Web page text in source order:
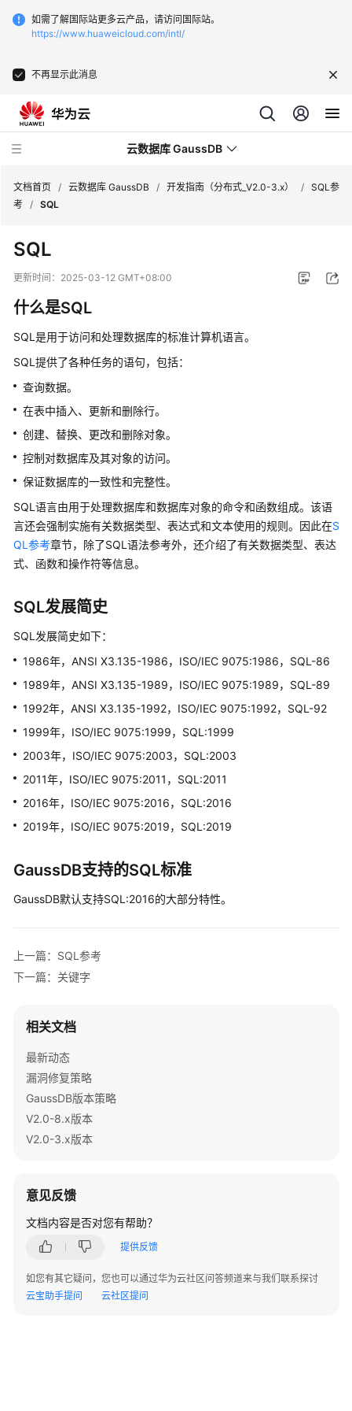
如需了解国际站更多云产品，请访问国际站。
https://www.huaweicloud.com/intl/
不再显示此消息
云数据库 GaussDB
新
动
务
公
产
品
绍
计
费
说
明
速
门
用
指
南
发
指
发
南
式
_V2.0-
开
指
南
（集
中
式
开
发
指
南
（分
布
文档首页 / 云数据库 GaussDB / 开发指南（分布式_V2.0-3.x） / SQL参
考 / SQL
SQL
更新时间： 2025-03-12 GMT+08:00
什么是SQL
SQL是用于访问和处理数据库的标准计算机语言。
SQL提供了各种任务的语句，包括：
查询数据。
在表中插入、更新和删除行。
创建、替换、更改和删除对象。
控制对数据库及其对象的访问。
保证数据库的一致性和完整性。
SQL语言由用于处理数据库和数据库对象的命令和函数组成。该语
言还会强制实施有关数据类型、表达式和文本使用的规则。因此在S
QL参考章节，除了SQL语法参考外，还介绍了有关数据类型、表达
式、函数和操作符等信息。
SQL发展简史
SQL发展简史如下：
1986年，ANSI X3.135-1986，ISO/IEC 9075:1986，SQL-86
1989年，ANSI X3.135-1989，ISO/IEC 9075:1989，SQL-89
1992年，ANSI X3.135-1992，ISO/IEC 9075:1992，SQL-92
1999年，ISO/IEC 9075:1999，SQL:1999
2003年，ISO/IEC 9075:2003，SQL:2003
2011年，ISO/IEC 9075:2011，SQL:2011
2016年，ISO/IEC 9075:2016，SQL:2016
2019年，ISO/IEC 9075:2019，SQL:2019
GaussDB支持的SQL标准
GaussDB默认支持SQL:2016的大部分特性。
上一篇：SQL参考
下一篇：关键字
相关文档
最新动态
漏洞修复策略
GaussDB版本策略
V2.0-8.x版本
V2.0-3.x版本
意见反馈
文档内容是否对您有帮助？
提供反馈
如您有其它疑问，您也可以通过华为云社区问答频道来与我们联系探讨
云宝助手提问
云社区提问